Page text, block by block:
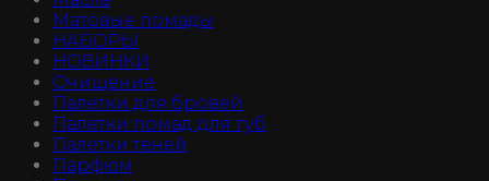
Матовые помады
НАБОРЫ
НОВИНКИ
Очищение
Палетки для бровей
Палетки помад для губ
Палетки теней
Парфюм